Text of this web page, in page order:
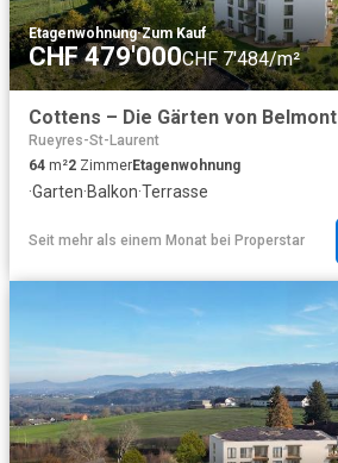
Etagenwohnung·Zum Kauf
CHF 479'000CHF 7'484/m²
Cottens – Die Gärten von Belmont
Rueyres-St-Laurent
64 m²2 ZimmerEtagenwohnung
·Garten·Balkon·Terrasse
Seit mehr als einem Monat bei Properstar